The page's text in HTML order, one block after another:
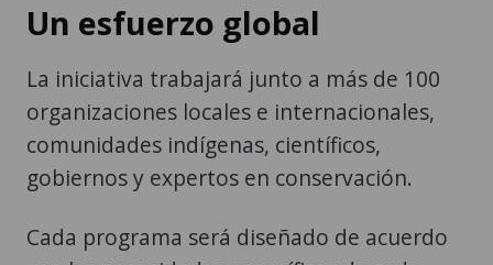
Un esfuerzo global
La iniciativa trabajará junto a más de 100
organizaciones locales e internacionales,
comunidades indígenas, científicos,
gobiernos y expertos en conservación.
Cada programa será diseñado de acuerdo